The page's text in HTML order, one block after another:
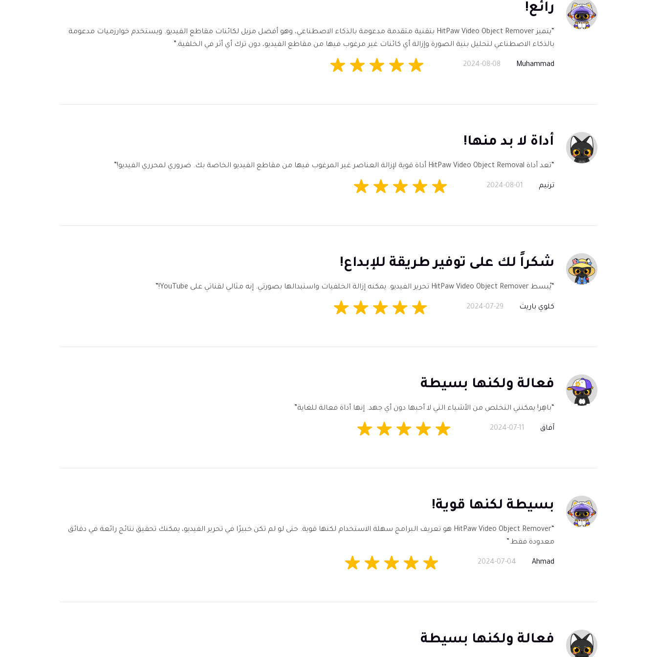
رائع!
“يتميز HitPaw Video Object Remover بتقنية متقدمة مدعومة بالذكاء الاصطناعي، وهو أفضل مزيل لكائنات مقاطع الفيديو. ويستخدم خوارزميات مدعومة
بالذكاء الاصطناعي لتحليل بنية الصورة وإزالة أي كائنات غير مرغوب فيها من مقاطع الفيديو، دون ترك أي أثر في الخلفية.”
Muhammad
2024-08-08
أداة لا بد منها!
“تعد أداة HitPaw Video Object Removal أداة قوية لإزالة العناصر غير المرغوب فيها من مقاطع الفيديو الخاصة بك. ضروري لمحرري الفيديو!”
ترنيم 2024-08-01
شكراً لك على توفير طريقة للإبداع!
“يُبسط HitPaw Video Object Remover تحرير الفيديو. يمكنه إزالة الخلفيات واستبدالها بصورتي. إنه مثالي لقناتي على YouTube!”
كلوي باريت 2024-07-29
فعالة ولكنها بسيطة
“باهِر! يمكنني التخلص من الأشياء التي لا أحبها دون أي جهد. إنها أداة فعالة للغاية”
آفاق 2024-07-11
بسيطة لكنها قوية!
“HitPaw Video Object Remover هو تعريف البرامج سهلة الاستخدام لكنها قوية. حتى لو لم تكن خبيرًا في تحرير الفيديو، يمكنك تحقيق نتائج رائعة في دقائق
معدودة فقط.”
Ahmad
2024-07-04
فعالة ولكنها بسيطة